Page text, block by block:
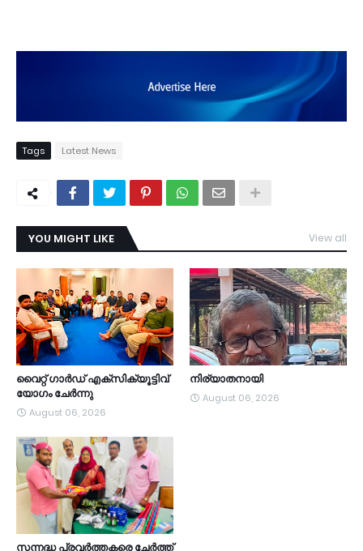
Tags Latest News
YOU MIGHT LIKE View all
വൈറ്റ് ഗാർഡ് എക്സിക്യൂട്ടിവ്
യോഗം ചേർന്നു
August 06, 2026
നിര്യാതനായി
August 06, 2026
സന്നദ്ധ പ്രവർത്തകരെ ചേർത്ത്